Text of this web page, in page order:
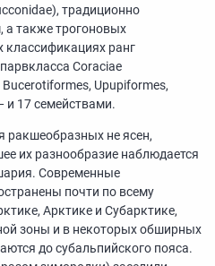
традиционно
а также трогоновых
классификациях ранг
Coraciae
Upupiformes,
и 17 семействами.
ракшеобразных не ясен,
их разнообразие наблюдается
Современные
почти по всему
Арктике и Субарктике,
зоны и в некоторых обширных
до субальпийского пояса.